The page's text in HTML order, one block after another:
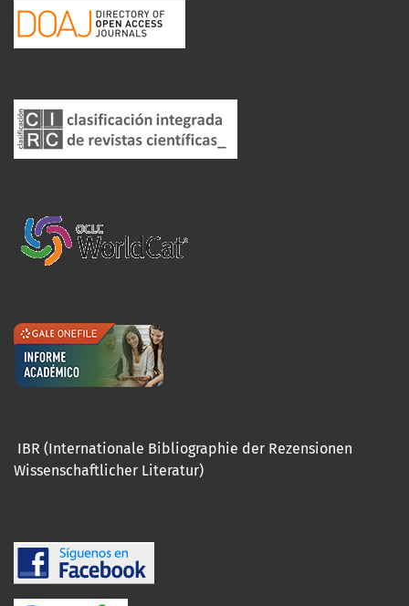
IBR (Internationale Bibliographie der Rezensionen
Wissenschaftlicher Literatur)